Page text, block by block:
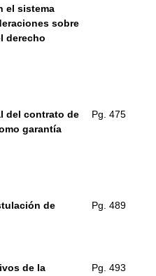
el sistema
sobre
derecho
del contrato de
garantía
Pg. 475
de
Pg. 489
de la
Pg. 493